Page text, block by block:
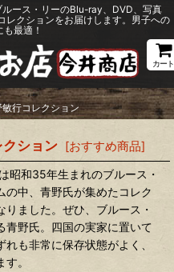
ース・リーのBlu-ray、DVD、写真
レクションをお届けします。男子への
最適！
カート
行コレクション
ション [おすすめ商品]
昭和35年生まれのブルース・
の中、青野氏が集めたコレク
ました。ぜひ、ブルース・
青野氏。四国の実家に置いて
も非常に保存状態がよく、
。